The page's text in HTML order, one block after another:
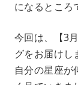
になるところ
今回は、【3
グをお届けし
自分の星座が